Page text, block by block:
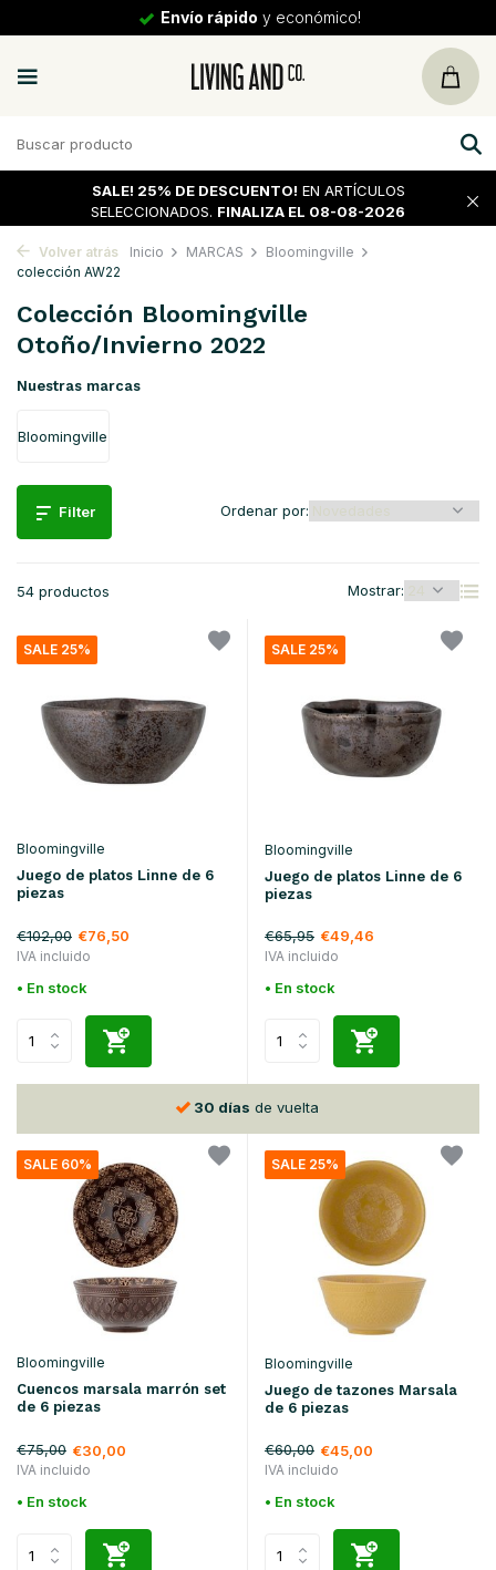
30 díasde vuelta
SALE! 25% DE DESCUENTO! EN ARTÍCULOS
SELECCIONADOS. FINALIZA EL 08-08-2026
Volver atrás Inicio MARCAS
Bloomingville
colección AW22
Colección Bloomingville
Otoño/Invierno 2022
Nuestras marcas
Bloomingville
Filter
54 productos Mostrar:
Ordenar por:
SALE 25%
Bloomingville
Juego de platos Linne de 6
piezas
€102,00 €76,50
IVA incluido
• En stock
SALE 25%
Bloomingville
Juego de platos Linne de 6
piezas
€65,95 €49,46
IVA incluido
• En stock
30 días de vuelta
SALE 60%
Bloomingville
Cuencos marsala marrón set
de 6 piezas
€75,00 €30,00
IVA incluido
• En stock
SALE 25%
Bloomingville
Juego de tazones Marsala
de 6 piezas
€60,00 €45,00
IVA incluido
• En stock